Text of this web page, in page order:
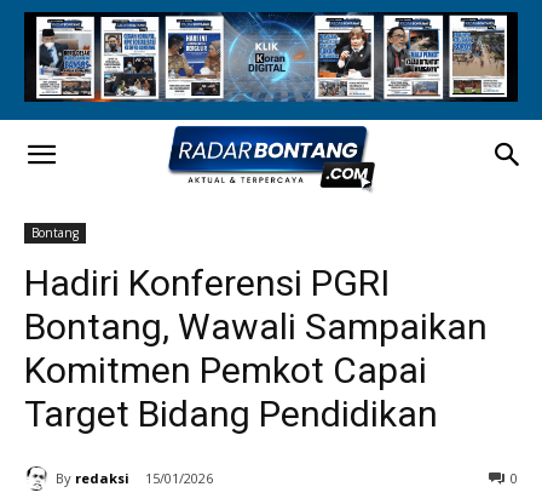
Bontang
Hadiri Konferensi PGRI
Bontang, Wawali Sampaikan
Komitmen Pemkot Capai
Target Bidang Pendidikan
By redaksi 15/01/2026 0